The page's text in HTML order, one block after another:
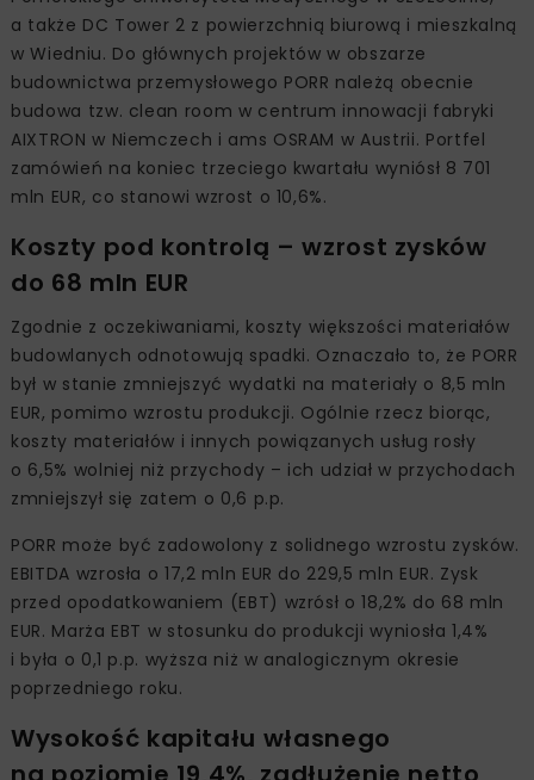
a także DC Tower 2 z powierzchnią biurową i mieszkalną
w Wiedniu. Do głównych projektów w obszarze
budownictwa przemysłowego PORR należą obecnie
budowa tzw. clean room w centrum innowacji fabryki
AIXTRON w Niemczech i ams OSRAM w Austrii. Portfel
zamówień na koniec trzeciego kwartału wyniósł 8 701
mln EUR, co stanowi wzrost o 10,6%.
Koszty pod kontrolą – wzrost zysków
do 68 mln EUR
Zgodnie z oczekiwaniami, koszty większości materiałów
budowlanych odnotowują spadki. Oznaczało to, że PORR
był w stanie zmniejszyć wydatki na materiały o 8,5 mln
EUR, pomimo wzrostu produkcji. Ogólnie rzecz biorąc,
koszty materiałów i innych powiązanych usług rosły
o 6,5% wolniej niż przychody – ich udział w przychodach
zmniejszył się zatem o 0,6 p.p.
PORR może być zadowolony z solidnego wzrostu zysków.
EBITDA wzrosła o 17,2 mln EUR do 229,5 mln EUR. Zysk
przed opodatkowaniem (EBT) wzrósł o 18,2% do 68 mln
EUR. Marża EBT w stosunku do produkcji wyniosła 1,4%
i była o 0,1 p.p. wyższa niż w analogicznym okresie
poprzedniego roku.
Wysokość kapitału własnego